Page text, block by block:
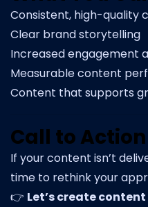
Consistent, high-quality
Clear brand storytelling
Increased engagement
Measurable content
Content that supports
Call to Action
If your content isn’t
time to rethink your
👉 Let’s create